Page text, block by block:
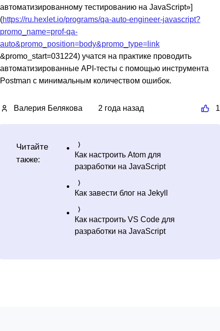
автоматизированному тестированию на JavaScript»]
(https://ru.hexlet.io/programs/qa-auto-engineer-javascript?
promo_name=prof-qa-
auto&promo_position=body&promo_type=link
&promo_start=031224) учатся на практике проводить
автоматизированные API-тесты с помощью инструмента
Postman с минимальным количеством ошибок.
Валерия Белякова 2 года назад 1
Читайте
также:
Как настроить Atom для
разработки на JavaScript
Как завести блог на Jekyll
Как настроить VS Code для
разработки на JavaScript